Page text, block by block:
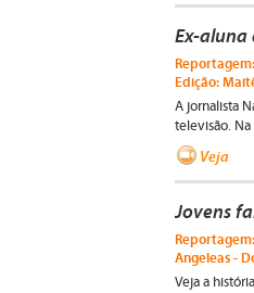
Ex-aluna
Edição:
A jornalista
televisão.
Veja
Jovens
Angeleas -
Veja a